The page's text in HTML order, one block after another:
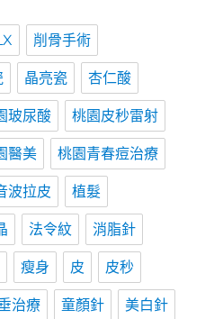
削骨手術
晶亮瓷 杏仁酸
玻尿酸 桃園皮秒雷射
醫美 桃園青春痘治療
波拉皮 植髮
法令紋 消脂針
瘦身 皮 皮秒
治療 童顏針 美白針